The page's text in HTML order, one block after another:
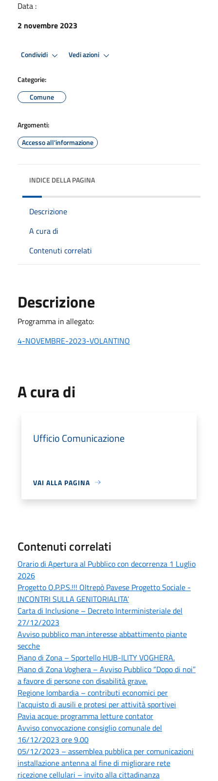
Data :
2 novembre 2023
Condividi Vedi azioni
Categorie:
Comune
Argomenti:
Accesso all'informazione
INDICE DELLA PAGINA
Descrizione
A cura di
Contenuti correlati
Descrizione
Programma in allegato:
4-NOVEMBRE-2023-VOLANTINO
A cura di
Ufficio Comunicazione
VAI ALLA PAGINA
Contenuti correlati
Orario di Apertura al Pubblico con decorrenza 1 Luglio
2026
Progetto O.P.P.S.!!! Oltrepò Pavese Progetto Sociale -
INCONTRI SULLA GENITORIALITA’
Carta di Inclusione – Decreto Interministeriale del
27/12/2023
Avviso pubblico man.interesse abbattimento piante
secche
Piano di Zona – Sportello HUB-ILITY VOGHERA.
Piano di Zona Voghera – Avviso Pubblico “Dopo di noi”
a favore di persone con disabilità grave.
Regione lombardia – contributi economici per
l’acquisto di ausili e protesi per attività sportivei
Pavia acque: programma letture contator
Avviso convocazione consiglio comunale del
16/12/2023 ore 9.00
05/12/2023 – assemblea pubblica per comunicazioni
installazione antenna al fine di migliorare rete
ricezione cellulari – invito alla cittadinanza